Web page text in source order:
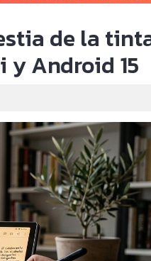
de la
Android 15